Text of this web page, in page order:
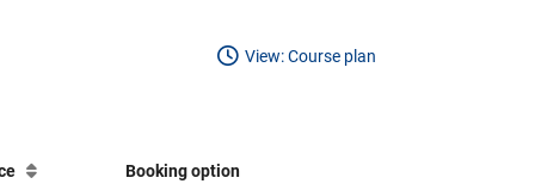
View: Course plan
Booking option